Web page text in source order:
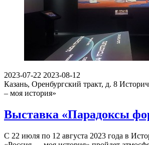
2023-07-22 2023-08-12
Казань, Оренбургский тракт, д. 8
– моя история»
Выставка «Парадоксы
С 22 июля по 12 августа 2023 года в